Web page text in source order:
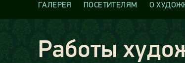
ГАЛЕРЕЯ ПОСЕТИТЕЛЯМ О
Работы